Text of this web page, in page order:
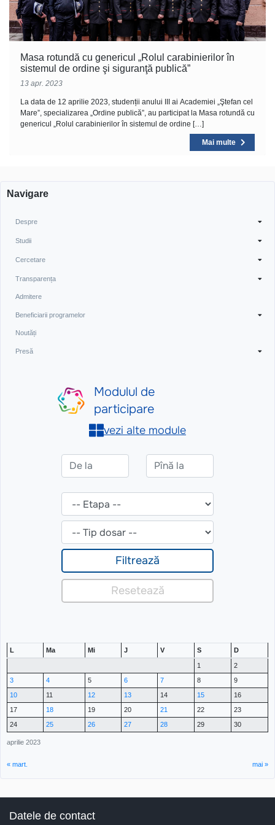
Masa rotundă cu genericul „Rolul carabinierilor în
sistemul de ordine şi siguranţă publică”
13 apr. 2023
La data de 12 aprilie 2023, studenții anului III ai Academiei „Ştefan cel
Mare”, specializarea „Ordine publică”, au participat la Masa rotundă cu
genericul „Rolul carabinierilor în sistemul de ordine […]
Mai multe
Navigare
Despre
Studii
Cercetare
Transparența
Admitere
Beneficiarii programelor
Noutăți
Presă
aprilie 2023
L Ma Mi J V S D
1
2
3
4 5 6 7 8
9
10
11 12 13 14 15
16
17
18 19 20 21 22
23
24
25 26 27 28 29 30
« mart. mai »
Datele de contact